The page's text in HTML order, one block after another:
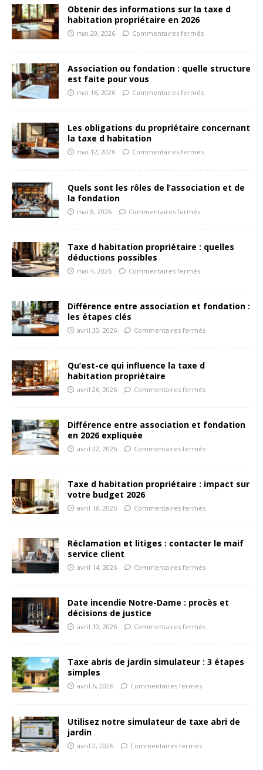
Obtenir des informations sur la taxe d
habitation propriétaire en 2026
mai 20, 2026 Commentaires fermés
Association ou fondation : quelle structure
est faite pour vous
mai 16, 2026 Commentaires fermés
Les obligations du propriétaire concernant
la taxe d habitation
mai 12, 2026 Commentaires fermés
Quels sont les rôles de l’association et de
la fondation
mai 8, 2026 Commentaires fermés
Taxe d habitation propriétaire : quelles
déductions possibles
mai 4, 2026 Commentaires fermés
Différence entre association et fondation :
les étapes clés
avril 30, 2026 Commentaires fermés
Qu’est-ce qui influence la taxe d
habitation propriétaire
avril 26, 2026 Commentaires fermés
Différence entre association et fondation
en 2026 expliquée
avril 22, 2026 Commentaires fermés
Taxe d habitation propriétaire : impact sur
votre budget 2026
avril 18, 2026 Commentaires fermés
Réclamation et litiges : contacter le maif
service client
avril 14, 2026 Commentaires fermés
Date incendie Notre-Dame : procès et
décisions de justice
avril 10, 2026 Commentaires fermés
Taxe abris de jardin simulateur : 3 étapes
simples
avril 6, 2026 Commentaires fermés
Utilisez notre simulateur de taxe abri de
jardin
avril 2, 2026 Commentaires fermés